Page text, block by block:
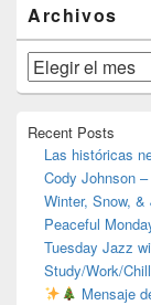
área
de
widget
barra
lateral
Archivos
Archivos
Recent Posts
Las históricas
Cody Johnson
Winter, Snow,
Peaceful
Tuesday Jazz
Study/Work/Chill
Mensaje